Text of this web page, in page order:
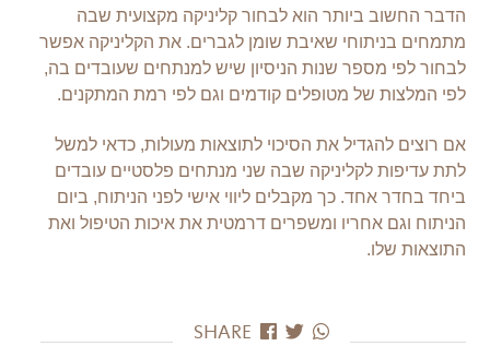
הדבר החשוב ביותר הוא לבחור קליניקה מקצועית שבה
מתמחים בניתוחי שאיבת שומן לגברים. את הקליניקה אפשר
לבחור לפי מספר שנות הניסיון שיש למנתחים שעובדים בה,
לפי המלצות של מטופלים קודמים וגם לפי רמת המתקנים.
אם רוצים להגדיל את הסיכוי לתוצאות מעולות, כדאי למשל
לתת עדיפות לקליניקה שבה שני מנתחים פלסטיים עובדים
ביחד בחדר אחד. כך מקבלים ליווי אישי לפני הניתוח, ביום
הניתוח וגם אחריו ומשפרים דרמטית את איכות הטיפול ואת
התוצאות שלו.
SHARE